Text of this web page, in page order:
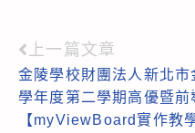
Read
more
articles
上一篇文章
金陵學校財團法人新北
學年度第二學期高優暨
【myViewBoard實作教